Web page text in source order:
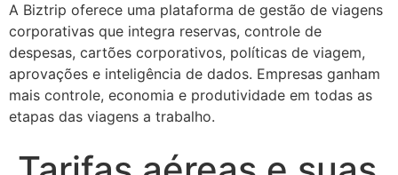
A Biztrip oferece uma plataforma de gestão de viagens
corporativas que integra reservas, controle de
despesas, cartões corporativos, políticas de viagem,
aprovações e inteligência de dados. Empresas ganham
mais controle, economia e produtividade em todas as
etapas das viagens a trabalho.